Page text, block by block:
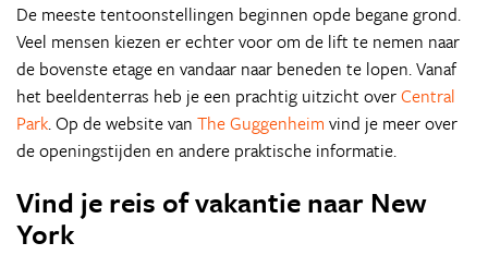
De meeste tentoonstellingen beginnen opde begane grond.
Veel mensen kiezen er echter voor om de lift te nemen naar
de bovenste etage en vandaar naar beneden te lopen. Vanaf
het beeldenterras heb je een prachtig uitzicht overCentral
Park. Op de website van The Guggenheim vind je meer over
de openingstijden en andere praktische informatie.
Vind je reis of vakantie naar New
York